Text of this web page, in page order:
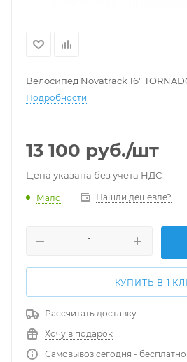
Велосипед Novatrack 16"
Подробности
13 100 руб./шт
Цена указана без учета НДС
Мало Нашли дешевле?
КУПИТЬ В 1
Рассчитать доставку
Хочу в подарок
Самовывоз сегодня - бесплатно